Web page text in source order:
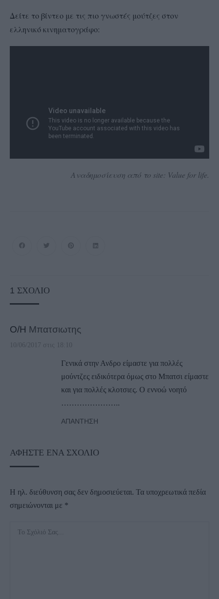
Δείτε το βίντεο με τις πιο γνωστές μούτζες στον
ελληνικό κινηματογράφο:
Αναδημοσίευση από το site: Value for life.
1 ΣΧΌΛΙΟ
Ο/Η Μπατσιωτης
10/06/2017 στις 18:10
Γενικά στην Ανδρο είμαστε για πολλές
μούντζες ειδικότερα όμως στο Μπατσι είμαστε
και για πολλές κλοτσιες. Ο εννοώ νοητό
…………………..
ΑΠΆΝΤΗΣΗ
ΑΦΉΣΤΕ ΈΝΑ ΣΧΌΛΙΟ
Η ηλ. διεύθυνση σας δεν δημοσιεύεται. Τα υποχρεωτικά πεδία
σημειώνονται με *